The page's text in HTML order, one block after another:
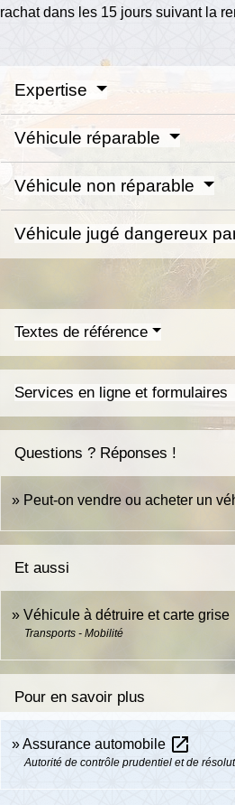
rachat dans les 15 jours suivant la
Expertise
Véhicule réparable
Véhicule non réparable
Véhicule jugé dangereux
Textes de référence
Services en ligne et formulaires
Questions ? Réponses !
Peut-on vendre ou acheter un
Et aussi
Véhicule à détruire et carte grise
Transports - Mobilité
Pour en savoir plus
Assurance automobile open_in_new
Autorité de contrôle prudentiel et de